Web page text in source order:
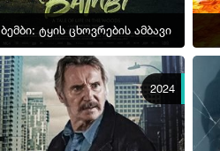
ბემბი: ტყის ცხოვრების ამბავი
2024